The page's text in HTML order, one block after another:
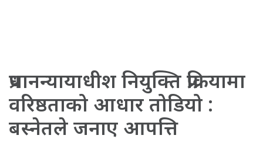
प्रधानन्यायाधीश नियुक्ति प्रक्रियामा
वरिष्ठताको आधार तोडियो :
बस्नेतले जनाए आपत्ति